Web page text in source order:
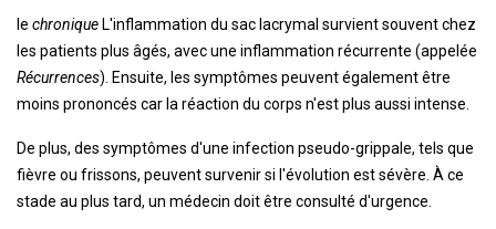
le chronique L'inflammation du sac lacrymal survient souvent chez
les patients plus âgés, avec une inflammation récurrente (appelée
Récurrences). Ensuite, les symptômes peuvent également être
moins prononcés car la réaction du corps n'est plus aussi intense.
De plus, des symptômes d'une infection pseudo-grippale, tels que
fièvre ou frissons, peuvent survenir si l'évolution est sévère. À ce
stade au plus tard, un médecin doit être consulté d'urgence.